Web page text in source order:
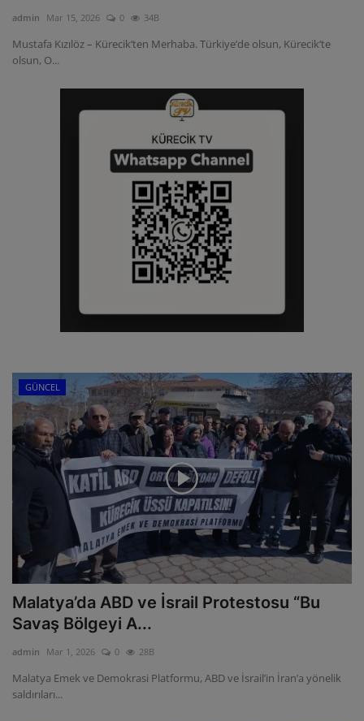
admin Mar 15, 2026 0 34B
Mustafa Kızılöz – Kürecik’ten Merhaba. Türkiye’de olsun, Kürecik’te
olsun, O...
GÜNCEL
Malatya’da ABD ve İsrail Protestosu “Bu
Savaş Bölgeyi A...
admin Mar 1, 2026 0 28B
Malatya Emek ve Demokrasi Platformu, ABD ve İsrail’in İran’a yönelik
saldırıları...